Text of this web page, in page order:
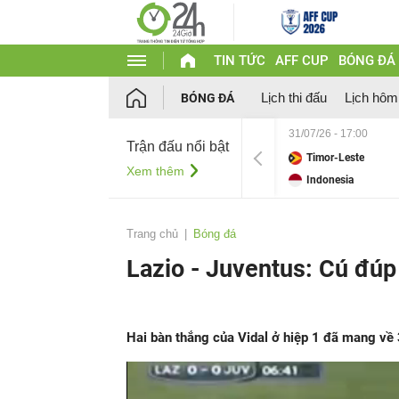
TIN TỨC AFF CUP BÓNG ĐÁ
BÓNG ĐÁ Lịch thi đấu Lịch
Trận đấu nổi bật
Xem thêm
31/07/26 - 17:00
Timor-Leste
Indonesia
Trang chủ Bóng đá
Lazio - Juventus: Cú đúp
Hai bàn thắng của Vidal ở hiệp 1 đã mang